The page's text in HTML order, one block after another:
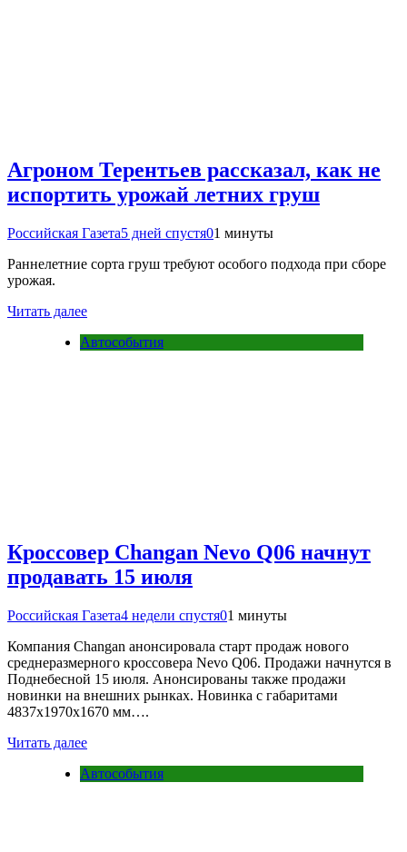
Агроном Терентьев рассказал, как не
испортить урожай летних груш
Российская Газета5 дней спустя01 минуты
Раннелетние сорта груш требуют особого подхода при сборе
урожая.
Читать далее
Автособытия
Кроссовер Changan Nevo Q06 начнут
продавать 15 июля
Российская Газета4 недели спустя01 минуты
Компания Changan анонсировала старт продаж нового
среднеразмерного кроссовера Nevo Q06. Продажи начнутся в
Поднебесной 15 июля. Анонсированы также продажи
новинки на внешних рынках. Новинка с габаритами
4837х1970х1670 мм….
Читать далее
Автособытия